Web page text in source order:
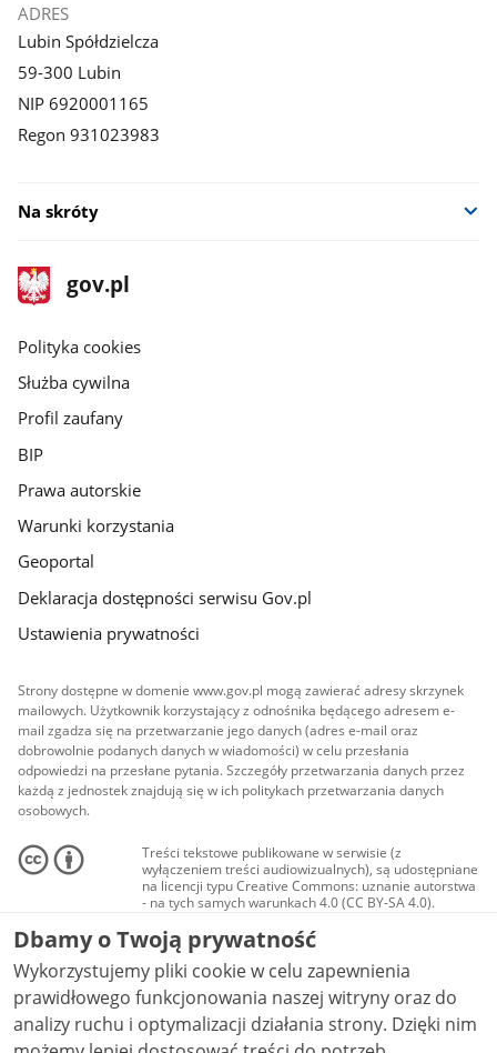
ADRES
Lubin Spółdzielcza
59-300 Lubin
NIP 6920001165
Regon 931023983
Na skróty
stopka
gov.pl
Strona
gov.pl
gov.pl
Polityka cookies
Służba cywilna
Profil zaufany
BIP
Prawa autorskie
Warunki korzystania
Geoportal
Deklaracja dostępności serwisu Gov.pl
Ustawienia prywatności
Strony dostępne w domenie www.gov.pl mogą zawierać adresy skrzynek
mailowych. Użytkownik korzystający z odnośnika będącego adresem e-
mail zgadza się na przetwarzanie jego danych (adres e-mail oraz
dobrowolnie podanych danych w wiadomości) w celu przesłania
odpowiedzi na przesłane pytania. Szczegóły przetwarzania danych przez
każdą z jednostek znajdują się w ich politykach przetwarzania danych
osobowych.
Treści tekstowe publikowane w serwisie (z
wyłączeniem treści audiowizualnych), są udostępniane
na licencji typu Creative Commons: uznanie autorstwa
- na tych samych warunkach 4.0 (CC BY-SA 4.0).
Materiały audiowizualne, w tym zdjęcia, materiały
audio i wideo, są udostępniane na licencji typu
Creative Commons: uznanie autorstwa użycie
niekomercyjne - bez utworów zależnych 4.0 (CC BY-
NC-ND 4.0), o ile nie jest to stwierdzone inaczej.
Dbamy o Twoją prywatność
Wykorzystujemy pliki cookie w celu zapewnienia
prawidłowego funkcjonowania naszej witryny oraz do
analizy ruchu i optymalizacji działania strony. Dzięki nim